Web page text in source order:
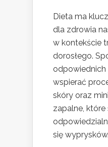
Dieta ma
dla zdrowia
w kontekście
dorosłego.
wspierać
skóry oraz
zapalne,
się wyprysków.